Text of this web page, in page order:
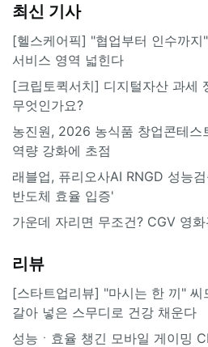
최신 기사
[헬스케어픽] "협업부터 인수까지"
서비스 영역 넓힌다
[크립토퀵서치] 디지털자산 과세
무엇인가요?
농진원, 2026 농식품 창업콘테스
역량 강화에 초점
래블업, 퓨리오사AI RNGD 성능검
반도체 효율 입증'
가운데 자리면 무조건? CGV 영
리뷰
[스타트업리뷰] "마시는 한 끼" 씨
갈아 넣은 스무디로 건강 채운다
성능ㆍ효율 챙긴 모바일 게이밍